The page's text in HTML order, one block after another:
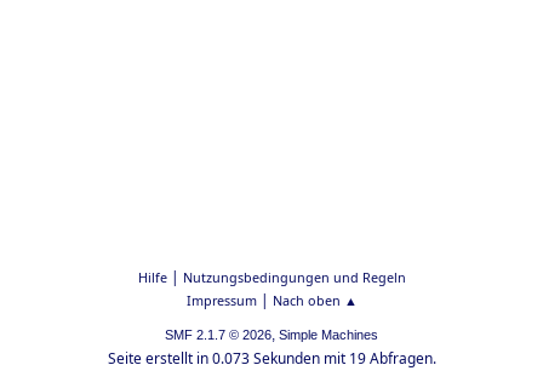
Hilfe| Nutzungsbedingungen und Regeln
Impressum| Nach oben ▲
SMF 2.1.7 © 2026, Simple Machines
Seite erstellt in 0.073 Sekunden mit 19 Abfragen.